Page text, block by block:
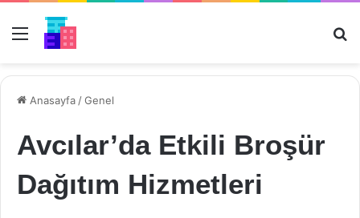
Menü
Anasayfa /Genel
Avcılar’da Etkili Broşür
Dağıtım Hizmetleri